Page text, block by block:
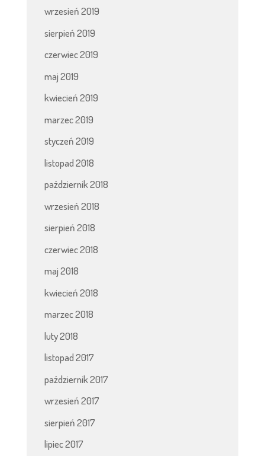
wrzesień 2019
sierpień 2019
czerwiec 2019
maj 2019
kwiecień 2019
marzec 2019
styczeń 2019
listopad 2018
październik 2018
wrzesień 2018
sierpień 2018
czerwiec 2018
maj 2018
kwiecień 2018
marzec 2018
luty 2018
listopad 2017
październik 2017
wrzesień 2017
sierpień 2017
lipiec 2017